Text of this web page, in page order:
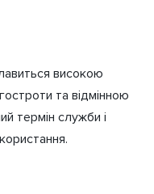
високою
та відмінною
термін служби і